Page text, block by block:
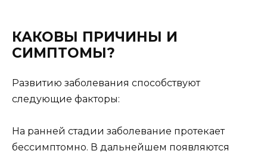
КАКОВЫ ПРИЧИНЫ И
СИМПТОМЫ?
Развитию заболевания способствуют
следующие факторы:
На ранней стадии заболевание протекает
бессимптомно. В дальнейшем появляются